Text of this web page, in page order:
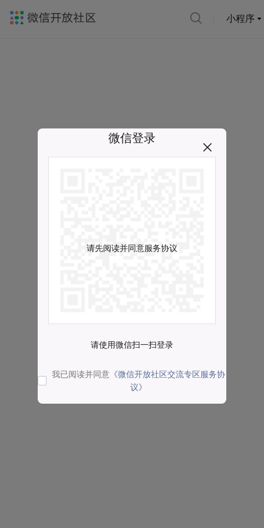
小程序
微信登录
请先阅读并同意服务协议
请使用微信扫一扫登录
我已阅读并同意 《微信开放社区交流专区服务协
议》